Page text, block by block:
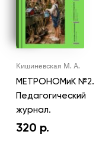
Кишиневская М. А.
МЕТРОНОМиК №2.
Педагогический
журнал.
320 р.